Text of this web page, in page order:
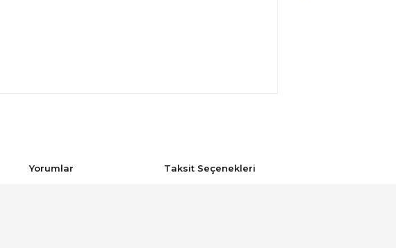
Yorumlar Taksit Seçenekleri